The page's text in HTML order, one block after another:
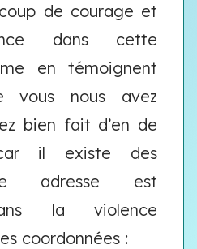
de courage et
dans cette
en témoignent
vous nous avez
bien fait d’en de
il existe des
adresse est
la violence
coordonnées :